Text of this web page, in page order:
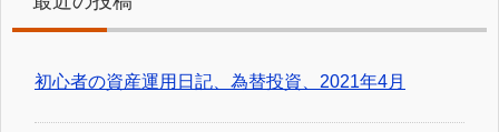
初心者の資産運用日記、為替投資、2021年4月